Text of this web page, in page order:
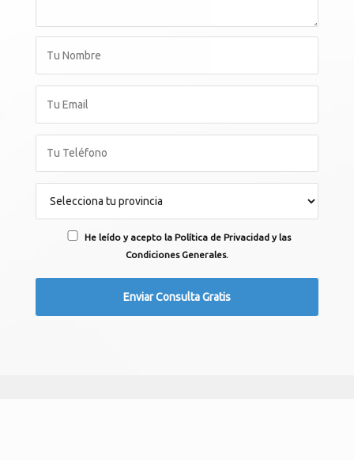
He leído y acepto la Política de Privacidad y las
Condiciones Generales.